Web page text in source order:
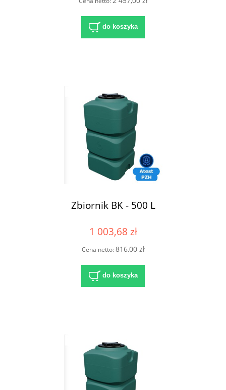
do koszyka
Zbiornik BK - 500 L
1 003,68 zł
Cena netto:816,00 zł
do koszyka